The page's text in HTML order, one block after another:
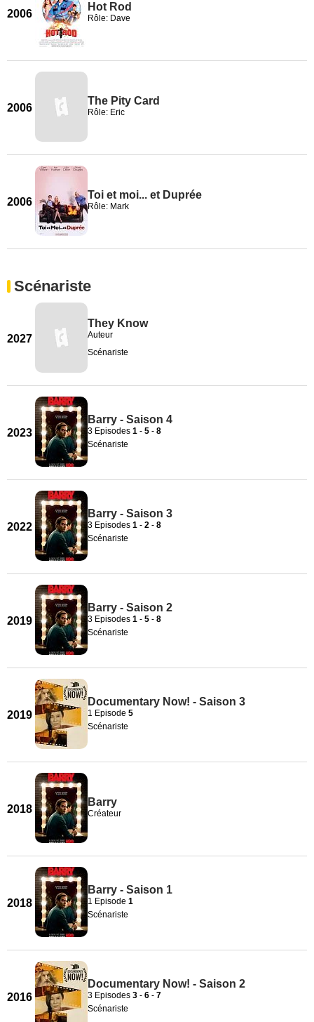
2006
Hot Rod
Rôle: Dave
2006
The Pity Card
Rôle: Eric
2006
Toi et moi... et Duprée
Rôle: Mark
Scénariste
2027
They Know
Auteur
Scénariste
2023
Barry - Saison 4
3 Episodes 1 - 5 - 8
Scénariste
2022
Barry - Saison 3
3 Episodes 1 - 2 - 8
Scénariste
2019
Barry - Saison 2
3 Episodes 1 - 5 - 8
Scénariste
2019
Documentary Now! - Saison 3
1 Episode 5
Scénariste
2018
Barry
Créateur
2018
Barry - Saison 1
1 Episode 1
Scénariste
2016
Documentary Now! - Saison 2
3 Episodes 3 - 6 - 7
Scénariste